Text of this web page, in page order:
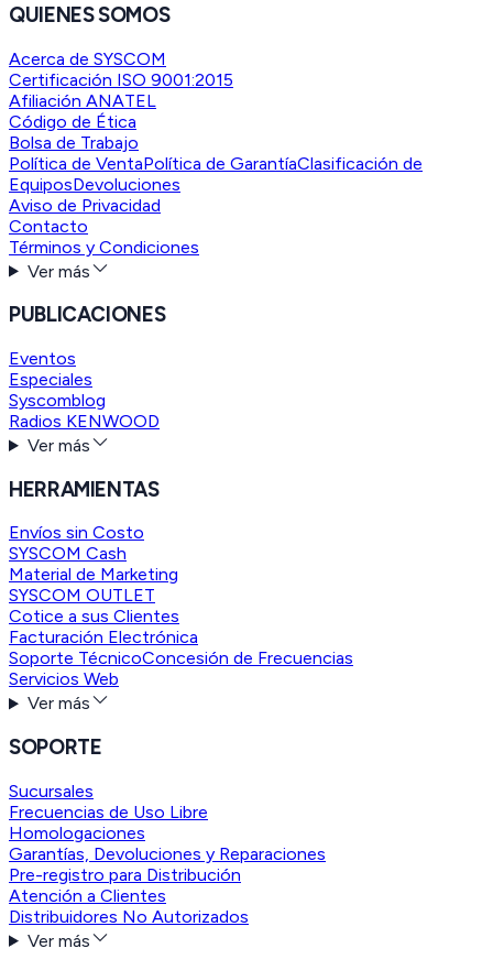
QUIENES SOMOS
Acerca de SYSCOM
Certificación ISO 9001:2015
Afiliación ANATEL
Código de Ética
Bolsa de Trabajo
Política de VentaPolítica de GarantíaClasificación de
EquiposDevoluciones
Aviso de Privacidad
Contacto
Términos y Condiciones
Ver más
PUBLICACIONES
Eventos
Especiales
Syscomblog
Radios KENWOOD
Ver más
HERRAMIENTAS
Envíos sin Costo
SYSCOM Cash
Material de Marketing
SYSCOM OUTLET
Cotice a sus Clientes
Facturación Electrónica
Soporte TécnicoConcesión de Frecuencias
Servicios Web
Ver más
SOPORTE
Sucursales
Frecuencias de Uso Libre
Homologaciones
Garantías, Devoluciones y Reparaciones
Pre-registro para Distribución
Atención a Clientes
Distribuidores No Autorizados
Ver más